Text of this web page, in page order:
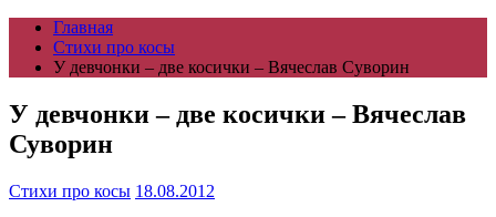
Главная
Cтихи про косы
У девчонки – две косички – Вячеслав Суворин
У девчонки – две косички – Вячеслав
Суворин
Cтихи про косы 18.08.2012